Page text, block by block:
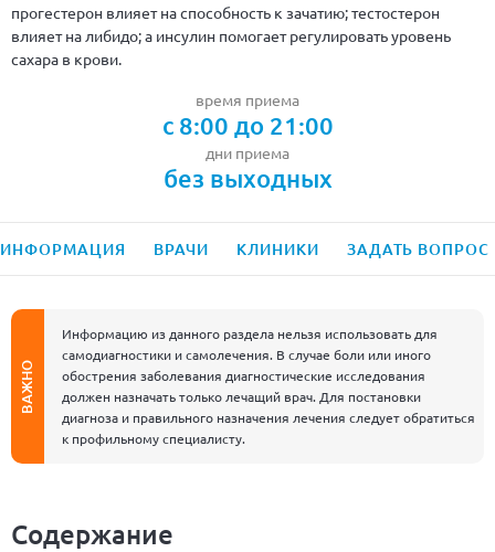
прогестерон влияет на способность к зачатию; тестостерон
влияет на либидо; а инсулин помогает регулировать уровень
сахара в крови.
время приема
с 8:00 до 21:00
дни приема
без выходных
ИНФОРМАЦИЯ ВРАЧИ КЛИНИКИ ЗАДАТЬ ВОПРОС
ВАЖНО
Информацию из данного раздела нельзя использовать для
самодиагностики и самолечения. В случае боли или иного
обострения заболевания диагностические исследования
должен назначать только лечащий врач. Для постановки
диагноза и правильного назначения лечения следует обратиться
к профильному специалисту.
Содержание